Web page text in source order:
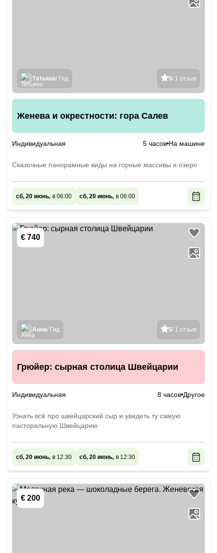
5/ 1 отзыв
Татьяна/ Гид
Женева и окрестности: гора Салев
Индивидуальная 5 часов На машине
Сказочные панорамные виды на горные массивы и озеро
сб, 20 июнь, в 06:00 сб, 20 июнь, в 06:00
€ 740
5/ 1 отзыв
Анна/ Гид
Грюйер: сырная столица Швейцарии
Индивидуальная 8 часов Другое
Узнать всё про швейцарский сыр и увидеть ту самую
пасторальную Швейцарию
сб, 20 июнь, в 12:30 сб, 20 июнь, в 12:30
€ 200